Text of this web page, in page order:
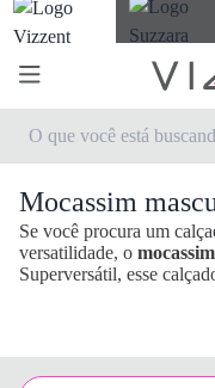
Mocassim
Se você procura um
versatilidade, o
Superversátil, esse